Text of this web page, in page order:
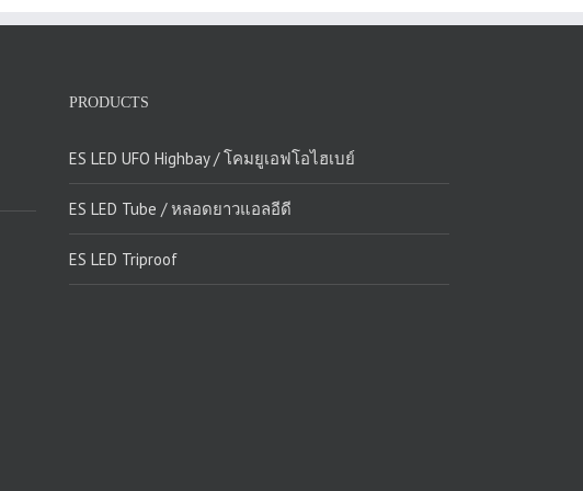
PRODUCTS
ES LED UFO Highbay / โคมยูเอฟโอไฮเบย์
ES LED Tube / หลอดยาวแอลอีดี
ES LED Triproof